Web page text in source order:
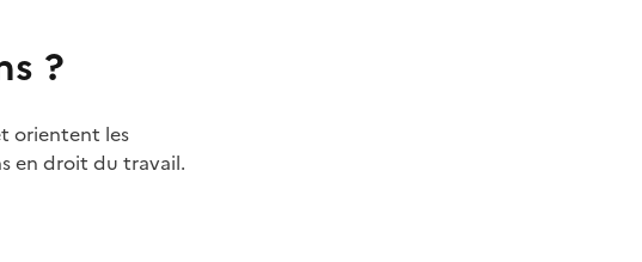
?
orientent les
en droit du travail.